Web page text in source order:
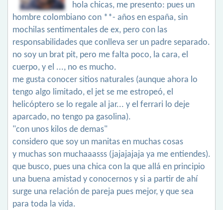
hola chicas, me presento: pues un
hombre colombiano con **- años en españa, sin
mochilas sentimentales de ex, pero con las
responsabilidades que conlleva ser un padre separado.
no soy un brat pit, pero me falta poco, la cara, el
cuerpo, y el ..., no es mucho.
me gusta conocer sitios naturales (aunque ahora lo
tengo algo limitado, el jet se me estropeó, el
helicóptero se lo regale al jar... y el ferrari lo deje
aparcado, no tengo pa gasolina).
"con unos kilos de demas"
considero que soy un manitas en muchas cosas
y muchas son muchaaasss (jajajajaja ya me entiendes).
que busco, pues una chica con la que allá en principio
una buena amistad y conocernos y si a partir de ahí
surge una relación de pareja pues mejor, y que sea
para toda la vida.